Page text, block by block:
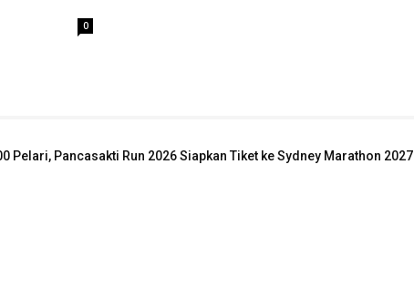
0
Pelari, Pancasakti Run 2026 Siapkan Tiket ke Sydney Marathon 2027